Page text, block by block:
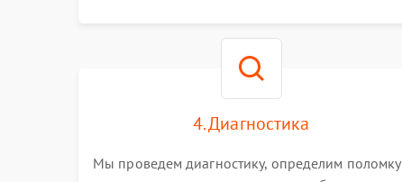
4. Диагностика
Мы проведем диагностику, определим поломку